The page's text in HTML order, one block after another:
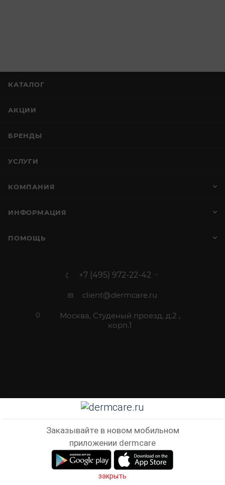
В КОРЗИНУ
КАТАЛОГ
АКЦИИ
БРЕНДЫ
УСЛУГИ
КОМПАНИЯ
ИНФОРМАЦИЯ
ПОМОЩЬ
+7 (495) 972-22-42
client@dermcare.ru
Москва, Студеный проезд, д.2 ,
корп.1
2012 - 2026 © Dermcare.ru - интернет-магазин косметики
Заказывайте в новом мобильном
приложении dermcare
закрыть